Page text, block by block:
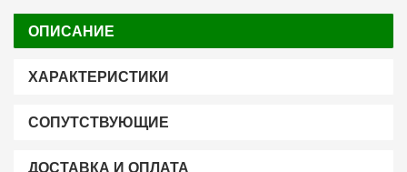
ОПИСАНИЕ
ХАРАКТЕРИСТИКИ
СОПУТСТВУЮЩИЕ
ДОСТАВКА И ОПЛАТА